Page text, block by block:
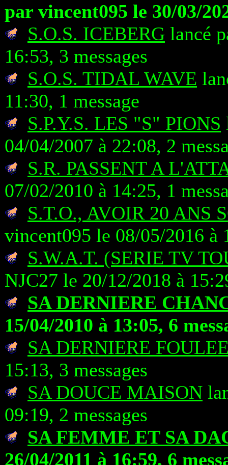
par vincent095 le 30/03/
S.O.S. ICEBERG lancé
16:53, 3 messages
S.O.S. TIDAL WAVE
11:30, 1 message
S.P.Y.S. LES "S" PIONS
04/04/2007 à 22:08, 2
S.R. PASSENT A
07/02/2010 à 14:25, 1
S.T.O., AVOIR 20 ANS
vincent095 le 08/05/2016 à
S.W.A.T. (SERIE TV
NJC27 le 20/12/2018 à
SA DERNIERE
15/04/2010 à 13:05, 6
SA DERNIERE
15:13, 3 messages
SA DOUCE MAISON
09:19, 2 messages
SA FEMME ET SA
26/04/2011 à 16:59, 6